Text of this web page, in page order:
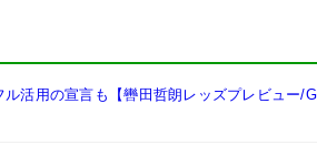
活用の宣言も【轡田哲朗レッズプレビュー/G